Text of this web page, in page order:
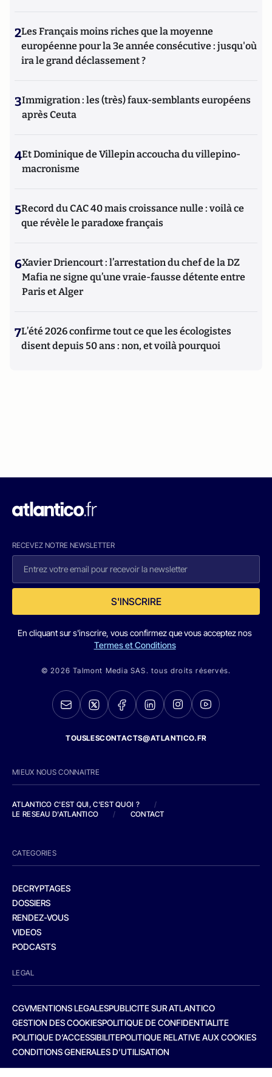
2Les Français moins riches que la moyenne
européenne pour la 3e année consécutive : jusqu'où
ira le grand déclassement ?
3Immigration : les (très) faux-semblants européens
après Ceuta
4Et Dominique de Villepin accoucha du villepino-
macronisme
5Record du CAC 40 mais croissance nulle : voilà ce
que révèle le paradoxe français
6Xavier Driencourt : l’arrestation du chef de la DZ
Mafia ne signe qu’une vraie-fausse détente entre
Paris et Alger
7L’été 2026 confirme tout ce que les écologistes
disent depuis 50 ans : non, et voilà pourquoi
RECEVEZ NOTRE NEWSLETTER
S'INSCRIRE
En cliquant sur s'inscrire, vous confirmez que vous acceptez nos
Termes et Conditions
© 2026 Talmont Media SAS. tous droits réservés.
TOUSLESCONTACTS@ATLANTICO.FR
MIEUX NOUS CONNAITRE
ATLANTICO C'EST QUI, C'EST QUOI ?
/
LE RESEAU D'ATLANTICO
/ CONTACT
CATEGORIES
DECRYPTAGES
DOSSIERS
RENDEZ-VOUS
VIDEOS
PODCASTS
LEGAL
CGVMENTIONS LEGALESPUBLICITE SUR ATLANTICO
GESTION DES COOKIESPOLITIQUE DE CONFIDENTIALITE
POLITIQUE D’ACCESSIBILITEPOLITIQUE RELATIVE AUX COOKIES
CONDITIONS GENERALES D’UTILISATION